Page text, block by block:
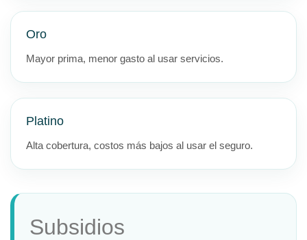
Oro
Mayor prima, menor gasto al usar servicios.
Platino
Alta cobertura, costos más bajos al usar el seguro.
Subsidios